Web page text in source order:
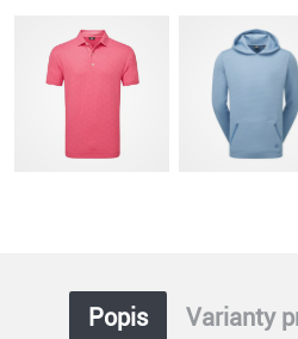
Popis Varianty